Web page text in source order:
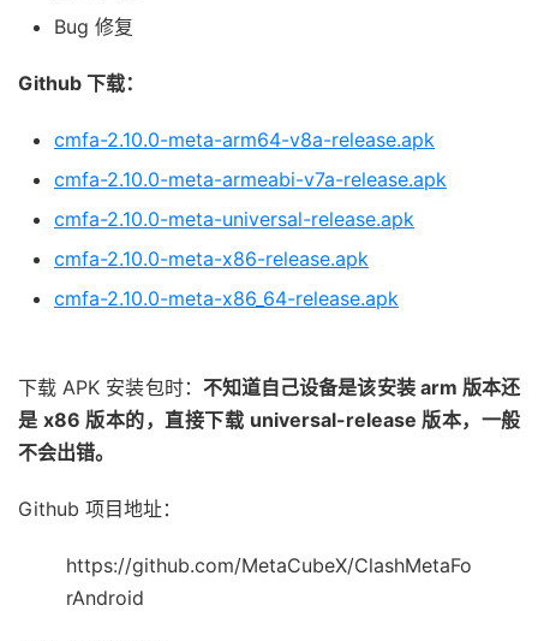
Bug 修复
Github 下载：
cmfa-2.10.0-meta-arm64-v8a-release.apk
cmfa-2.10.0-meta-armeabi-v7a-release.apk
cmfa-2.10.0-meta-universal-release.apk
cmfa-2.10.0-meta-x86-release.apk
cmfa-2.10.0-meta-x86_64-release.apk
下载 APK 安装包时： 不知道自己设备是该安装 arm 版本还
是 x86 版本的，直接下载 universal-release 版本，一般
不会出错。
Github 项目地址：
https://github.com/MetaCubeX/ClashMetaFo
rAndroid